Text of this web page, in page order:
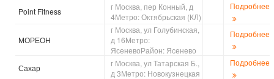
Point Fitness
г Москва, пер Конный, д
4Метро: Октябрьская (КЛ)
Подробнее
МОРЕОН
г Москва, ул Голубинская,
д 16Метро:
ЯсеневоРайон: Ясенево
Подробнее
Сахар
г Москва, ул Татарская Б.,
д 3Метро: Новокузнецкая
Подробнее